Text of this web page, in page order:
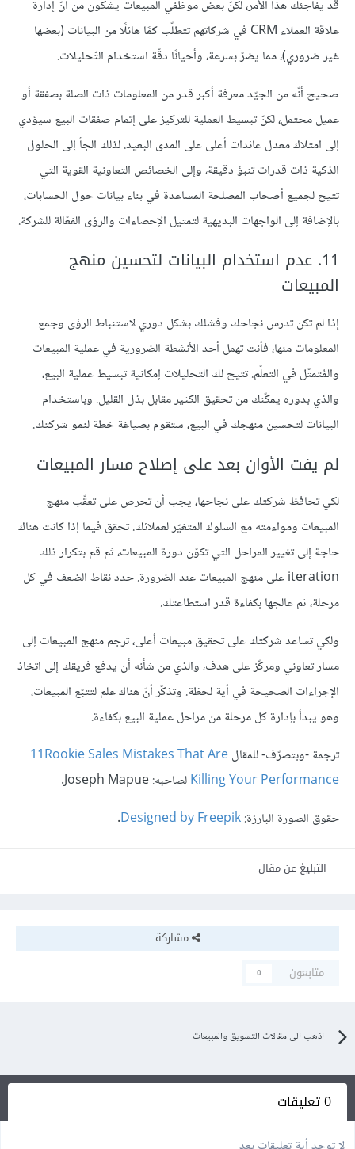
قد يفاجئك هذا الأمر، لكنّ بعض موظفي المبيعات يشكون من أنّ إدارة
علاقة العملاء CRM في شركاتهم تتطلّب كمًا هائلًا من البيانات (بعضها
غير ضروري)، مما يضرّ بسرعة، وأحيانًا دقّة استخدام التّحليلات.
صحيح أنّه من الجيّد معرفة أكبر قدر من المعلومات ذات الصلة بصفقة أو
عميل محتمل، لكنّ تبسيط العملية للتركيز على إتمام صفقات البيع سيؤدي
إلى امتلاك معدل عائدات أعلى على المدى البعيد. لذلك الجأ إلى الحلول
الذكية ذات قدرات تنبؤ دقيقة، وإلى الخصائص التعاونية القوية التي
تتيح لجميع أصحاب المصلحة المساعدة في بناء بيانات حول الحسابات،
بالإضافة إلى الواجهات البديهية لتمثيل الإحصاءات والرؤى الفعّالة للشركة.
11. عدم استخدام البيانات لتحسين منهج
المبيعات
إذا لم تكن تدرس نجاحك وفشلك بشكل دوري لاستنباط الرؤى وجمع
المعلومات منها، فأنت تهمل أحد الأنشطة الضرورية في عملية المبيعات
والمُتمثّل في التعلّم. تتيح لك التحليلات إمكانية تبسيط عملية البيع،
والذي بدوره يمكّنك من تحقيق الكثير مقابل بذل القليل. وباستخدام
البيانات لتحسين منهجك في البيع، ستقوم بصياغة خطة لنمو شركتك.
لم يفت الأوان بعد على إصلاح مسار المبيعات
لكي تحافظ شركتك على نجاحها، يجب أن تحرص على تعقّب منهج
المبيعات ومواءمته مع السلوك المتغيّر لعملائك. تحقق فيما إذا كانت هناك
حاجة إلى تغيير المراحل التي تكوّن دورة المبيعات، ثم قم بتكرار ذلك
iteration على منهج المبيعات عند الضرورة. حدد نقاط الضعف في كل
مرحلة، ثم عالجها بكفاءة قدر استطاعتك.
ولكي تساعد شركتك على تحقيق مبيعات أعلى، ترجم منهج المبيعات إلى
مسار تعاوني ومركّز على هدف، والذي من شأنه أن يدفع فريقك إلى اتخاذ
الإجراءات الصحيحة في أية لحظة. وتذكّر أنّ هناك علم لتتبّع المبيعات،
وهو يبدأ بإدارة كل مرحلة من مراحل عملية البيع بكفاءة.
ترجمة -وبتصرّف- للمقال11Rookie Sales Mistakes That Are
Killing Your Performanceلصاحبه: Joseph Mapue.
حقوق الصورة البارزة:Designed by Freepik
.
التبليغ عن مقال
مشاركة
متابعون
0
اذهب الى مقالات التسويق والمبيعات
0 تعليقات